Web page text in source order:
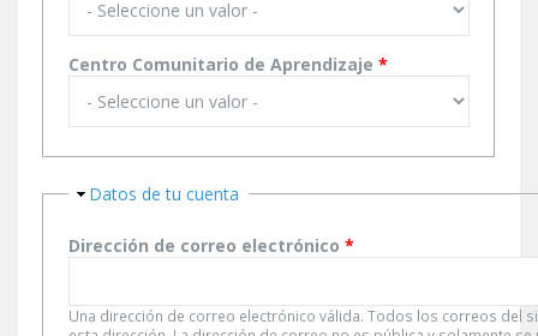
Centro Comunitario de Aprendizaje *
Ocultar
Datos de tu cuenta
Dirección de correo electrónico *
Una dirección de correo electrónico válida. Todos los correos del